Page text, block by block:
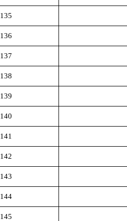
135
136
137
138
139
140
141
142
143
144
145